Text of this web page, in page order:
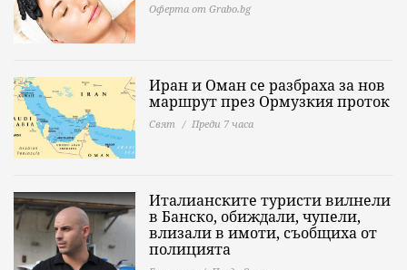
Оферта от Grabo.bg
Иран и Оман се разбраха за нов
маршрут през Ормузкия проток
Свят Преди 7 часа
Италианските туристи вилнели
в Банско, обиждали, чупели,
влизали в имоти, съобщиха от
полицията